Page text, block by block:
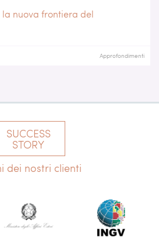
la nuova frontiera del
Approfondimenti
SUCCESS
STORY
dei nostri clienti